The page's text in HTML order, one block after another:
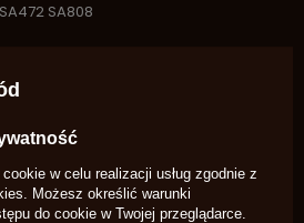
SA808
pasują również do Pedersoli
w celu realizacji usług zgodnie z
. Możesz określić warunki
do cookie w Twojej przeglądarce.